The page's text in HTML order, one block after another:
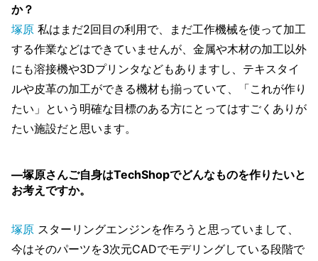
か？
塚原 私はまだ2回目の利用で、まだ工作機械を使って加工
する作業などはできていませんが、金属や木材の加工以外
にも溶接機や3Dプリンタなどもありますし、テキスタイ
ルや皮革の加工ができる機材も揃っていて、「これが作り
たい」という明確な目標のある方にとってはすごくありが
たい施設だと思います。
―塚原さんご自身はTechShopでどんなものを作りたいと
お考えですか。
塚原 スターリングエンジンを作ろうと思っていまして、
今はそのパーツを3次元CADでモデリングしている段階で